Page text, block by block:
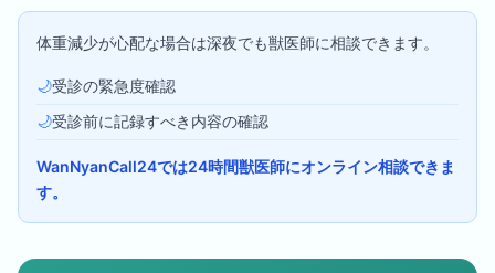
体重減少が心配な場合は深夜でも獣医師に相談できます。
🌙受診の緊急度確認
🌙受診前に記録すべき内容の確認
WanNyanCall24では24時間獣医師にオンライン相談できま
す。